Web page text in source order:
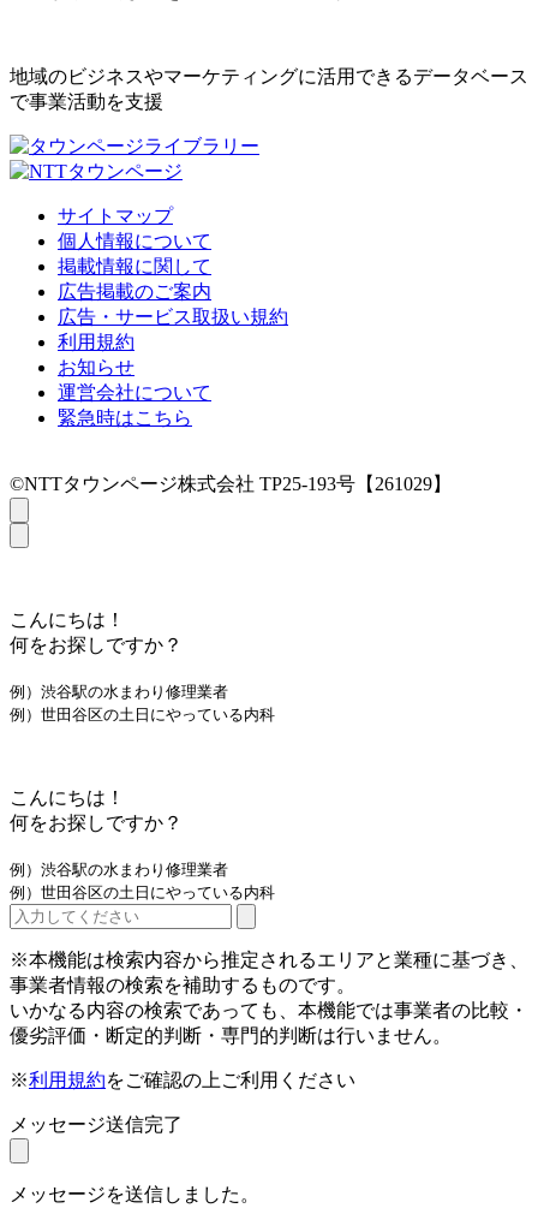
地域のビジネスやマーケティングに活用できるデータベース
で事業活動を支援
サイトマップ
個人情報について
掲載情報に関して
広告掲載のご案内
広告・サービス取扱い規約
利用規約
お知らせ
運営会社について
緊急時はこちら
©NTTタウンページ株式会社 TP25-193号【261029】
こんにちは！
何をお探しですか？
例）渋谷駅の水まわり修理業者
例）世田谷区の土日にやっている内科
こんにちは！
何をお探しですか？
例）渋谷駅の水まわり修理業者
例）世田谷区の土日にやっている内科
※本機能は検索内容から推定されるエリアと業種に基づき、
事業者情報の検索を補助するものです。
いかなる内容の検索であっても、本機能では事業者の比較・
優劣評価・断定的判断・専門的判断は行いません。
※利用規約をご確認の上ご利用ください
メッセージ送信完了
メッセージを送信しました。